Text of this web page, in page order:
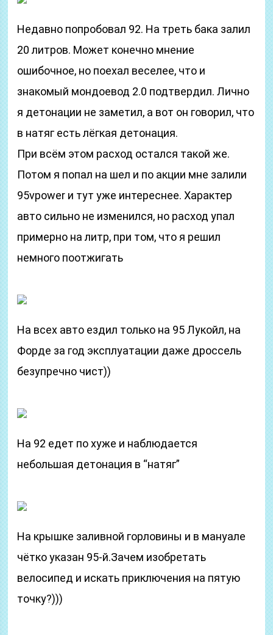
Недавно попробовал 92. На треть бака залил
20 литров. Может конечно мнение
ошибочное, но поехал веселее, что и
знакомый мондоевод 2.0 подтвердил. Лично
я детонации не заметил, а вот он говорил, что
в натяг есть лёгкая детонация.
При всём этом расход остался такой же.
Потом я попал на шел и по акции мне залили
95vpower и тут уже интереснее. Характер
авто сильно не изменился, но расход упал
примерно на литр, при том, что я решил
немного поотжигать
На всех авто ездил только на 95 Лукойл, на
Форде за год эксплуатации даже дроссель
безупречно чист))
На 92 едет по хуже и наблюдается
небольшая детонация в “натяг”
На крышке заливной горловины и в мануале
чётко указан 95-й.Зачем изобретать
велосипед и искать приключения на пятую
точку?)))